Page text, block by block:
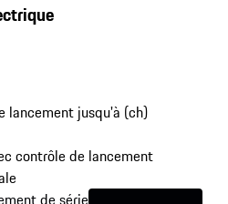
lancement jusqu'à (ch)
contrôle de lancement
de série